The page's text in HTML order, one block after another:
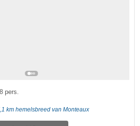
8 pers.
km hemelsbreed van Monteaux